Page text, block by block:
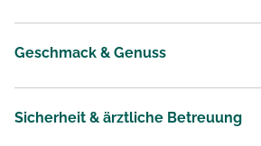
Geschmack & Genuss
Sicherheit & ärztliche Betreuung